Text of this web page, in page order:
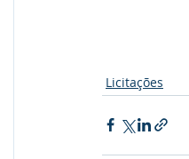
Licitações